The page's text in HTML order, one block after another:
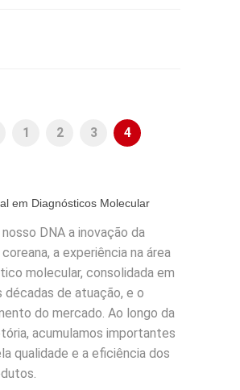
1 2 3 4
em Diagnósticos Molecular
DNA a inovação da
a experiência na área
molecular, consolidada em
décadas de atuação, e o
do mercado. Ao longo da
acumulamos importantes
qualidade e a eficiência dos